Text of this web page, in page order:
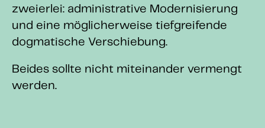
zweierlei: administrative Modernisierung
und eine möglicherweise tiefgreifende
dogmatische Verschiebung.
Beides sollte nicht miteinander vermengt
werden.